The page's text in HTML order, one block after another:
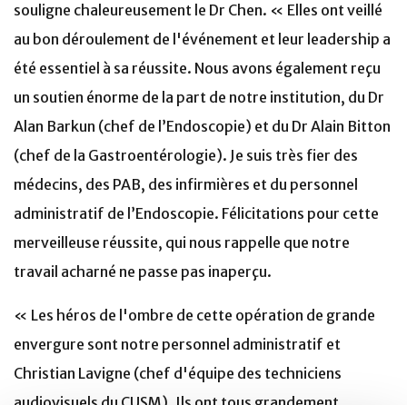
souligne chaleureusement le Dr Chen. « Elles ont veillé
au bon déroulement de l'événement et leur leadership a
été essentiel à sa réussite. Nous avons également reçu
un soutien énorme de la part de notre institution, du Dr
Alan Barkun (chef de l’Endoscopie) et du Dr Alain Bitton
(chef de la Gastroentérologie). Je suis très fier des
médecins, des PAB, des infirmières et du personnel
administratif de l’Endoscopie. Félicitations pour cette
merveilleuse réussite, qui nous rappelle que notre
travail acharné ne passe pas inaperçu.
« Les héros de l'ombre de cette opération de grande
envergure sont notre personnel administratif et
Christian Lavigne (chef d'équipe des techniciens